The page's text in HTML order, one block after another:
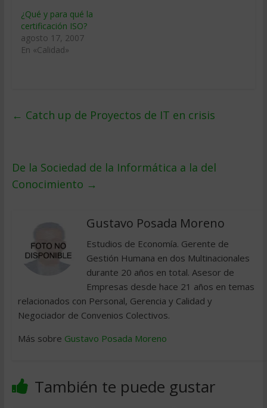
¿Qué y para qué la
certificación ISO?
agosto 17, 2007
En «Calidad»
← Catch up de Proyectos de IT en crisis
De la Sociedad de la Informática a la del
Conocimiento →
Gustavo Posada Moreno
Estudios de Economía. Gerente de
Gestión Humana en dos Multinacionales
durante 20 años en total. Asesor de
Empresas desde hace 21 años en temas
relacionados con Personal, Gerencia y Calidad y
Negociador de Convenios Colectivos.
Más sobre Gustavo Posada Moreno
También te puede gustar